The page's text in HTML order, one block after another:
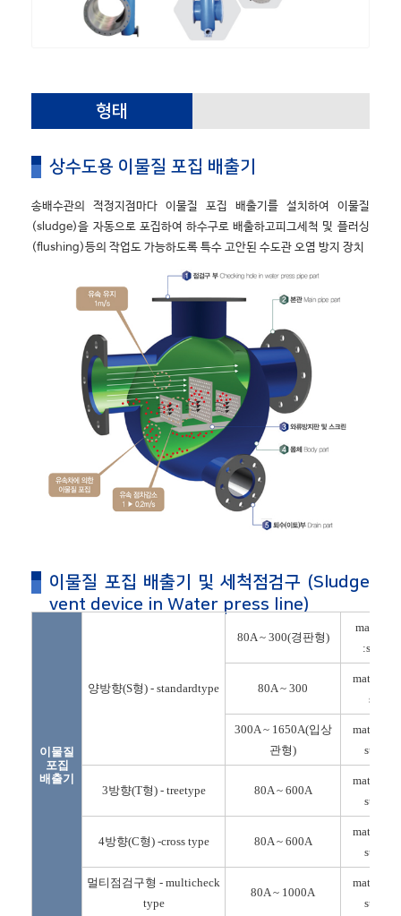
형태
상수도용 이물질 포집 배출기
송배수관의 적정지점마다 이물질 포집 배출기를 설치하여 이물질
(sludge)을 자동으로 포집하여 하수구로 배출하고피그세척 및 플러싱
(flushing)등의 작업도 가능하도록 특수 고안된 수도관 오염 방지 장치
이물질 포집 배출기 및 세척점검구 (Sludge
vent device in Water press line)
이물질
포집
배출기
양방향(S형) - standardtype
80A ~ 300(경판형)
material
:steel
80A ~ 300
material :
sts
300A ~ 1650A(입상
관형)
material :
steel
3방향(T형) - treetype 80A ~ 600A
material :
steel
4방향(C형) -cross type 80A ~ 600A
material :
steel
멀티점검구형 - multicheck
type
80A ~ 1000A
material :
steel